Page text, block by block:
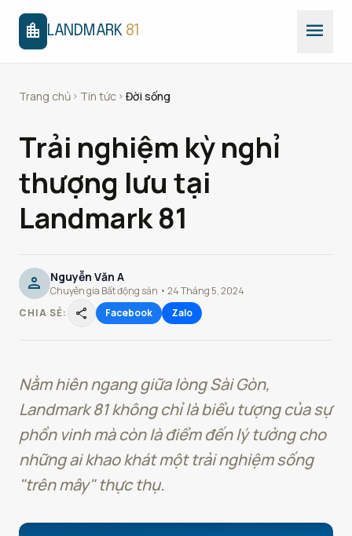
location_city LANDMARK 81 menu
Trang chủ chevron_right Tin tức chevron_right Đời sống
Trải nghiệm kỳ nghỉ
thượng lưu tại
Landmark 81
person Nguyễn Văn A
Chuyên gia Bất động sản • 24 Tháng 5, 2024
CHIA SẺ:
share Facebook Zalo
Nằm hiên ngang giữa lòng Sài Gòn,
Landmark 81 không chỉ là biểu tượng của sự
phồn vinh mà còn là điểm đến lý tưởng cho
những ai khao khát một trải nghiệm sống
"trên mây" thực thụ.